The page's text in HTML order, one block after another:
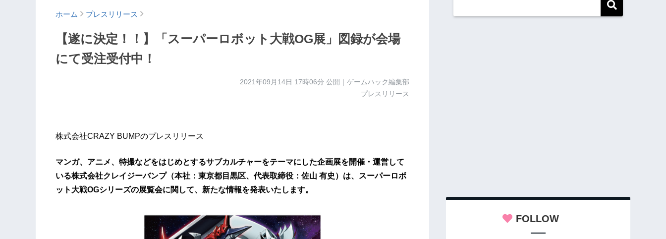
ホーム プレスリリース
【遂に決定！！】「スーパーロボット大戦OG展」図録が会場
にて受注受付中！
2021年09月14日 17時06分 公開｜ゲームハック編集部
プレスリリース
株式会社CRAZY BUMPのプレスリリース
マンガ、アニメ、特撮などをはじめとするサブカルチャーをテーマにした企画展を開催・運営して
いる株式会社クレイジーバンプ（本社：東京都目黒区、代表取締役：佐山 有史）は、スーパーロボ
ット大戦OGシリーズの展覧会に関して、新たな情報を発表いたします。
FOLLOW